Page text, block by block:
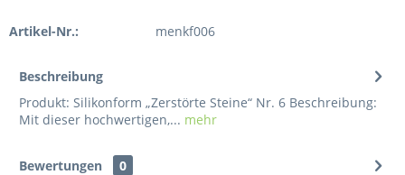
Artikel-Nr.: menkf006
Beschreibung
Produkt: Silikonform „Zerstörte Steine“ Nr. 6 Beschreibung:
Mit dieser hochwertigen,... mehr
Bewertungen
0